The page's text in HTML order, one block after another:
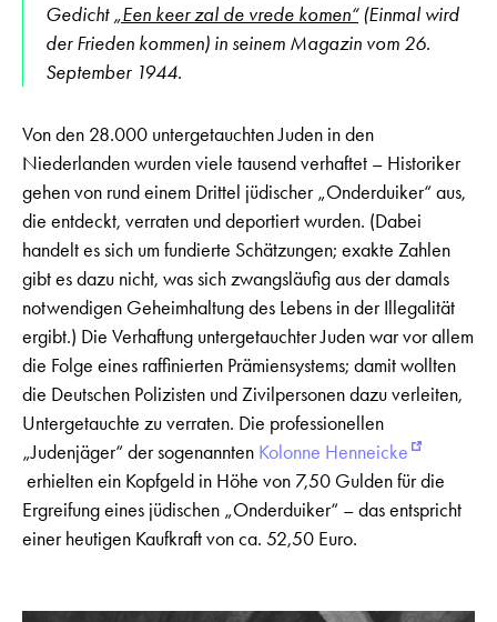
Gedicht „Een keer zal de vrede komen“(Einmal wird
der Frieden kommen) in seinem Magazin vom 26.
September 1944.
Von den 28.000 untergetauchten Juden in den
Niederlanden wurden viele tausend verhaftet – Historiker
gehen von rund einem Drittel jüdischer „Onderduiker“ aus,
die entdeckt, verraten und deportiert wurden. (Dabei
handelt es sich um fundierte Schätzungen; exakte Zahlen
gibt es dazu nicht, was sich zwangsläufig aus der damals
notwendigen Geheimhaltung des Lebens in der Illegalität
ergibt.) Die Verhaftung untergetauchter Juden war vor allem
die Folge eines raffinierten Prämiensystems; damit wollten
die Deutschen Polizisten und Zivilpersonen dazu verleiten,
Untergetauchte zu verraten. Die professionellen
„Judenjäger“ der sogenannten Kolonne Henneicke
erhielten ein Kopfgeld in Höhe von 7,50 Gulden für die
Ergreifung eines jüdischen „Onderduiker“ – das entspricht
einer heutigen Kaufkraft von ca. 52,50 Euro.